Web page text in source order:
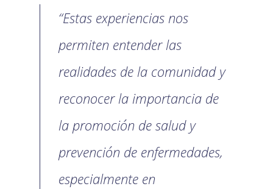
“Estas experiencias nos
permiten entender las
realidades de la comunidad y
reconocer la importancia de
la promoción de salud y
prevención de enfermedades,
especialmente en